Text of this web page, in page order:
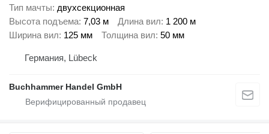
Тип мачты двухсекционная
Высота подъема 7,03 м Длина вил 1 200 м
Ширина вил 125 мм Толщина вил 50 мм
Германия, Lübeck
Buchhammer Handel GmbH